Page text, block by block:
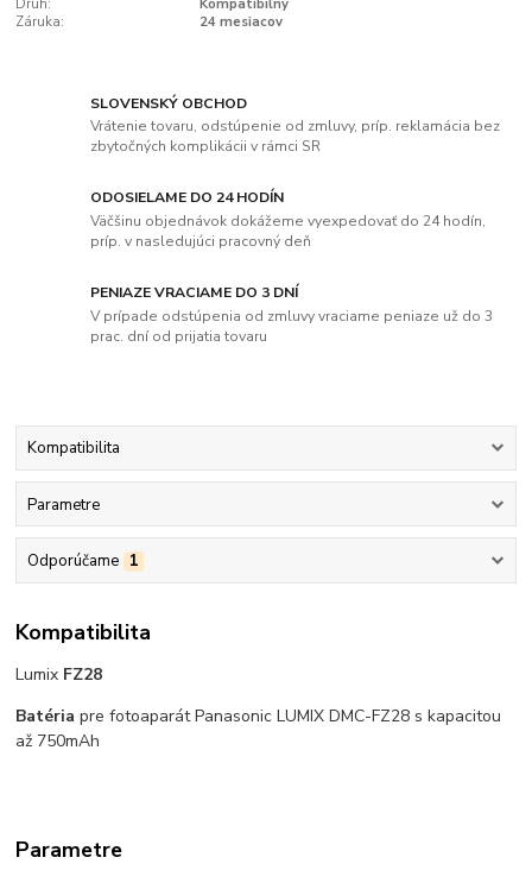
Druh:
Kompatibilný
Záruka:
24 mesiacov
SLOVENSKÝ OBCHOD
Vrátenie tovaru, odstúpenie od zmluvy, príp. reklamácia bez
zbytočných komplikácii v rámci SR
ODOSIELAME DO 24 HODÍN
Väčšinu objednávok dokážeme vyexpedovať do 24 hodín,
príp. v nasledujúci pracovný deň
PENIAZE VRACIAME DO 3 DNÍ
V prípade odstúpenia od zmluvy vraciame peniaze už do 3
prac. dní od prijatia tovaru
Kompatibilita
Parametre
Odporúčame 1
Kompatibilita
Lumix FZ28
Batéria pre fotoaparát Panasonic LUMIX DMC-FZ28 s kapacitou
až 750mAh
Parametre